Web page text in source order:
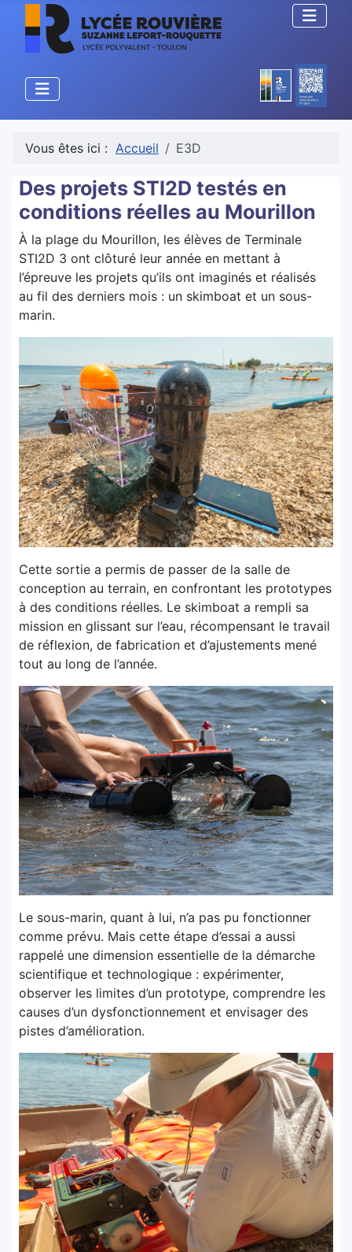
Vous êtes ici : Accueil E3D
Des projets STI2D testés en
conditions réelles au Mourillon
À la plage du Mourillon, les élèves de Terminale
STI2D 3 ont clôturé leur année en mettant à
l’épreuve les projets qu’ils ont imaginés et réalisés
au fil des derniers mois : un skimboat et un sous-
marin.
Cette sortie a permis de passer de la salle de
conception au terrain, en confrontant les prototypes
à des conditions réelles. Le skimboat a rempli sa
mission en glissant sur l’eau, récompensant le travail
de réflexion, de fabrication et d’ajustements mené
tout au long de l’année.
Le sous-marin, quant à lui, n’a pas pu fonctionner
comme prévu. Mais cette étape d’essai a aussi
rappelé une dimension essentielle de la démarche
scientifique et technologique : expérimenter,
observer les limites d’un prototype, comprendre les
causes d’un dysfonctionnement et envisager des
pistes d’amélioration.